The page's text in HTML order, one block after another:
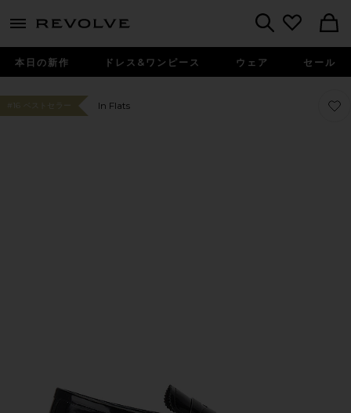
menu - shows more content
本日の新作 ドレス&ワンピース ウェア セール
#16 ベストセラー In Flats お気
お気